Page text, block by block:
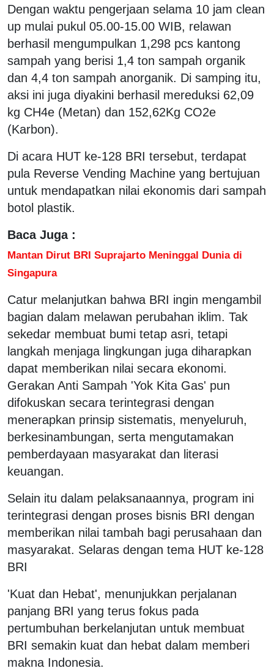
Dengan waktu pengerjaan selama 10 jam clean
up mulai pukul 05.00-15.00 WIB, relawan
berhasil mengumpulkan 1,298 pcs kantong
sampah yang berisi 1,4 ton sampah organik
dan 4,4 ton sampah anorganik. Di samping itu,
aksi ini juga diyakini berhasil mereduksi 62,09
kg CH4e (Metan) dan 152,62Kg CO2e
(Karbon).
Di acara HUT ke-128 BRI tersebut, terdapat
pula Reverse Vending Machine yang bertujuan
untuk mendapatkan nilai ekonomis dari sampah
botol plastik.
Baca Juga :
Mantan Dirut BRI Suprajarto Meninggal Dunia di
Singapura
Catur melanjutkan bahwa BRI ingin mengambil
bagian dalam melawan perubahan iklim. Tak
sekedar membuat bumi tetap asri, tetapi
langkah menjaga lingkungan juga diharapkan
dapat memberikan nilai secara ekonomi.
Gerakan Anti Sampah 'Yok Kita Gas' pun
difokuskan secara terintegrasi dengan
menerapkan prinsip sistematis, menyeluruh,
berkesinambungan, serta mengutamakan
pemberdayaan masyarakat dan literasi
keuangan.
Selain itu dalam pelaksanaannya, program ini
terintegrasi dengan proses bisnis BRI dengan
memberikan nilai tambah bagi perusahaan dan
masyarakat. Selaras dengan tema HUT ke-128
BRI
'Kuat dan Hebat', menunjukkan perjalanan
panjang BRI yang terus fokus pada
pertumbuhan berkelanjutan untuk membuat
BRI semakin kuat dan hebat dalam memberi
makna Indonesia.